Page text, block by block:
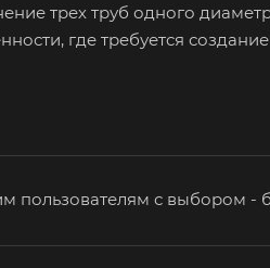
трех труб одного
где требуется
пользователям с выбором -